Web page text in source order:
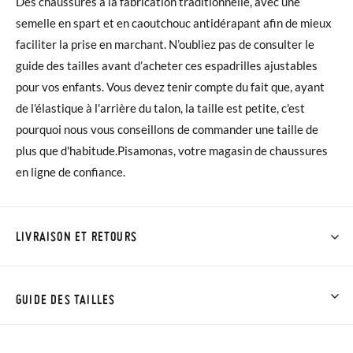
semelle en spart et en caoutchouc antidérapant afin de mieux
faciliter la prise en marchant. N’oubliez pas de consulter le
guide des tailles avant d’acheter ces espadrilles ajustables
pour vos enfants. Vous devez tenir compte du fait que, ayant
de l'élastique à l'arrière du talon, la taille est petite, c'est
pourquoi nous vous conseillons de commander une taille de
plus que d'habitude.Pisamonas, votre magasin de chaussures
en ligne de confiance.
LIVRAISON ET RETOURS
commandes inférieures à 40 €, la livraison standard coûte
GUIDE DES TAILLES